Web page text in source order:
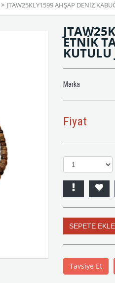
> JTAW25KLY1599 AHŞAP DENİZ
ETNİK
KUTULU
Marka
Fiyat
Tavsiye Et